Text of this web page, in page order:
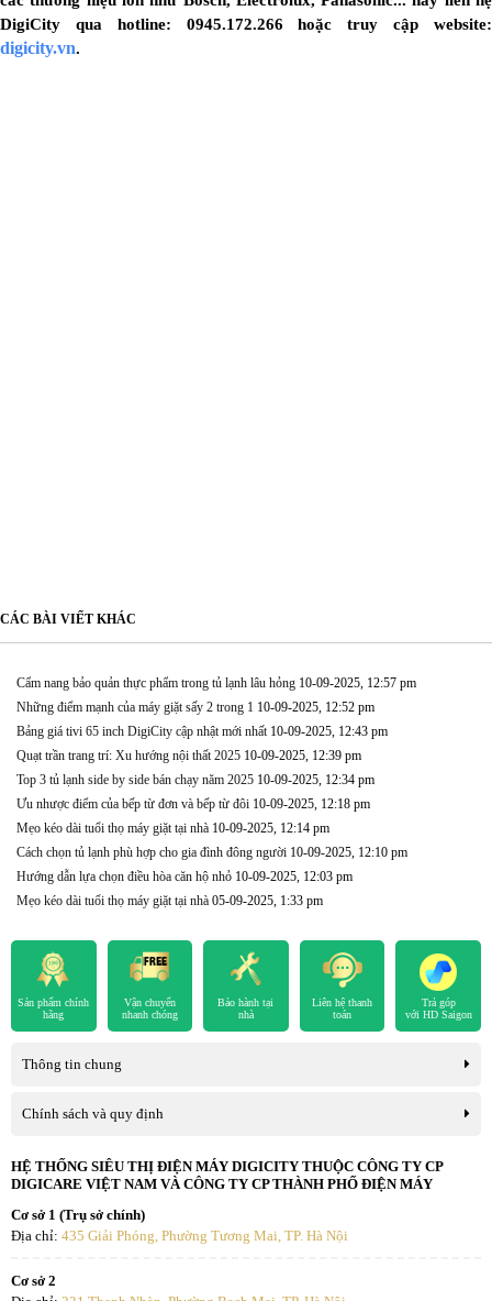
DigiCity qua hotline: 0945.172.266 hoặc truy cập website:
digicity.vn.
CÁC BÀI VIẾT KHÁC
Cẩm nang bảo quản thực phẩm trong tủ lạnh lâu hỏng 10-09-2025, 12:57 pm
Những điểm mạnh của máy giặt sấy 2 trong 1 10-09-2025, 12:52 pm
Bảng giá tivi 65 inch DigiCity cập nhật mới nhất 10-09-2025, 12:43 pm
Quạt trần trang trí: Xu hướng nội thất 2025 10-09-2025, 12:39 pm
Top 3 tủ lạnh side by side bán chạy năm 2025 10-09-2025, 12:34 pm
Ưu nhược điểm của bếp từ đơn và bếp từ đôi 10-09-2025, 12:18 pm
Mẹo kéo dài tuổi thọ máy giặt tại nhà 10-09-2025, 12:14 pm
Cách chọn tủ lạnh phù hợp cho gia đình đông người 10-09-2025, 12:10 pm
Hướng dẫn lựa chọn điều hòa căn hộ nhỏ 10-09-2025, 12:03 pm
Mẹo kéo dài tuổi thọ máy giặt tại nhà 05-09-2025, 1:33 pm
Sản phẩm chính
hãng
Vận chuyển
nhanh chóng
Bảo hành tại
nhà
Liên hệ thanh
toán
Trả góp
với HD Saigon
Thông tin chung
Chính sách và quy định
HỆ THỐNG SIÊU THỊ ĐIỆN MÁY DIGICITY THUỘC CÔNG TY CP
DIGICARE VIỆT NAM VÀ CÔNG TY CP THÀNH PHỐ ĐIỆN MÁY
Cơ sở 1 (Trụ sở chính)
Địa chỉ: 435 Giải Phóng, Phường Tương Mai, TP. Hà Nội
Cơ sở 2